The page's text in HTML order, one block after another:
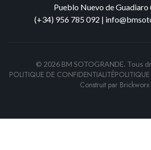
Pueblo Nuevo de Guadiaro
(+34) 956 785 092 |
© 2026 BM SOTOGRANDE. Tous
POLITIQUE DE CONFIDENTIALITÉ
Construit par Brickworx